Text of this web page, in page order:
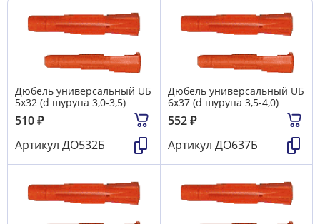
Дюбель универсальный UБ
5х32 (d шурупа 3,0-3,5)
510₽
Артикул ДО532Б
Дюбель универсальный UБ
6х37 (d шурупа 3,5-4,0)
552₽
Артикул ДО637Б